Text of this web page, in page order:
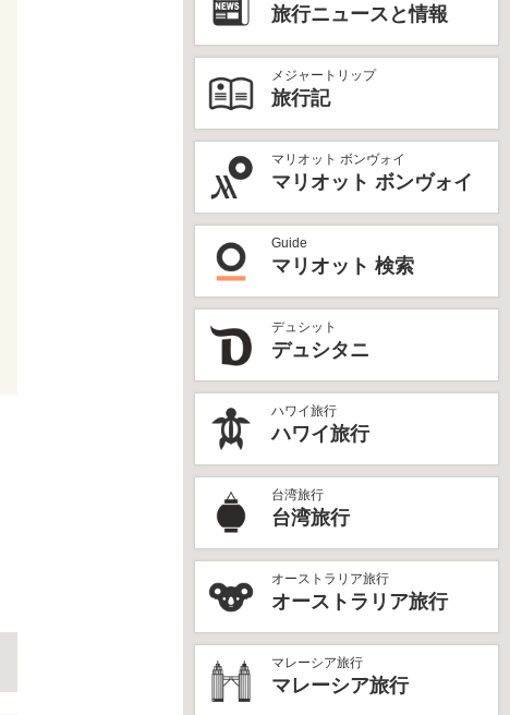
旅行ニュースと情報
メジャートリップ
旅行記
マリオット ボンヴォイ
マリオット ボンヴォイ
Guide
マリオット 検索
デュシット
デュシタニ
ハワイ旅行
ハワイ旅行
台湾旅行
台湾旅行
オーストラリア旅行
オーストラリア旅行
マレーシア旅行
マレーシア旅行